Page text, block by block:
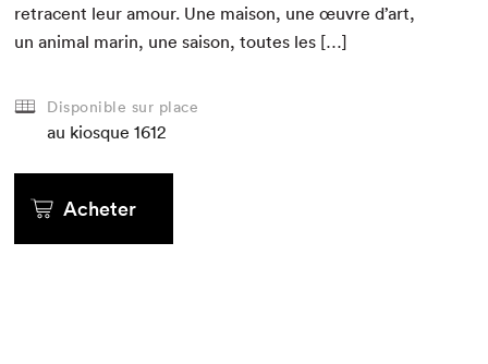
retra­cent leur amour. Une mai­son, une œuvre d’art,
un ani­mal marin, une sai­son, toutes les […]
Disponible sur place
au kiosque 1612
Acheter